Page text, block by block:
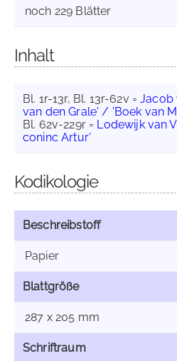
noch 229 Blätter
Inhalt
Bl. 1r-13r, Bl. 13r-62v =Jacob
van den Grale' / 'Boek van
Bl. 62v-229r = Lodewijk van
coninc Artur'
Kodikologie
Beschreibstoff
Papier
Blattgröße
287 x 205 mm
Schriftraum